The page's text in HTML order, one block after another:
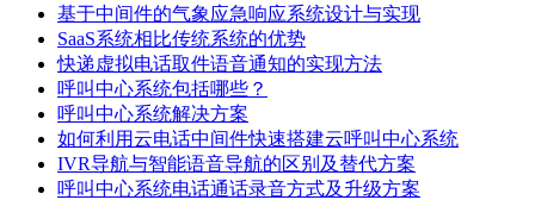
基于中间件的气象应急响应系统设计与实现
SaaS系统相比传统系统的优势
快递虚拟电话取件语音通知的实现方法
呼叫中心系统包括哪些？
呼叫中心系统解决方案
如何利用云电话中间件快速搭建云呼叫中心系统
IVR导航与智能语音导航的区别及替代方案
呼叫中心系统电话通话录音方式及升级方案